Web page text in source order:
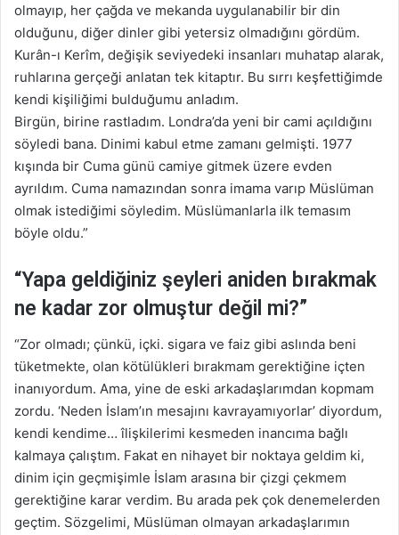
olmayıp, her çağda ve mekanda uygulanabilir bir din
olduğunu, diğer dinler gibi yetersiz olmadığını gördüm.
Kurân-ı Kerîm, değişik seviyedeki insanları muhatap alarak,
ruhlarına gerçeği anlatan tek kitaptır. Bu sırrı keşfettiğimde
kendi kişiliğimi bulduğumu anladım.
Birgün, birine rastladım. Londra’da yeni bir cami açıldığını
söyledi bana. Dinimi kabul etme zamanı gelmişti. 1977
kışında bir Cuma günü camiye gitmek üzere evden
ayrıldım. Cuma namazından sonra imama varıp Müslüman
olmak istediğimi söyledim. Müslümanlarla ilk temasım
böyle oldu.”
“Yapa geldiğiniz şeyleri aniden bırakmak
ne kadar zor olmuştur değil mi?”
“Zor olmadı; çünkü, içki. sigara ve faiz gibi aslında beni
tüketmekte, olan kötülükleri bırakmam gerektiğine içten
inanıyordum. Ama, yine de eski arkadaşlarımdan kopmam
zordu. ‘Neden İslam’ın mesajını kavrayamıyorlar’ diyordum,
kendi kendime… îlişkilerimi kesmeden inancıma bağlı
kalmaya çalıştım. Fakat en nihayet bir noktaya geldim ki,
dinim için geçmişimle İslam arasına bir çizgi çekmem
gerektiğine karar verdim. Bu arada pek çok denemelerden
geçtim. Sözgelimi, Müslüman olmayan arkadaşlarımın